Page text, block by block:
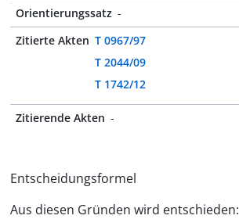
Orientierungssatz -
Zitierte Akten T 0967/97
T 2044/09
T 1742/12
Zitierende Akten -
Entscheidungsformel
Aus diesen Gründen wird entschieden: